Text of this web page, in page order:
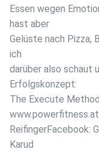
Essen wegen
hast aber
Gelüste nach Pizza,
ich
darüber also schaut
Erfolgskonzept:
The Execute
ReifingerFacebook:
Karud